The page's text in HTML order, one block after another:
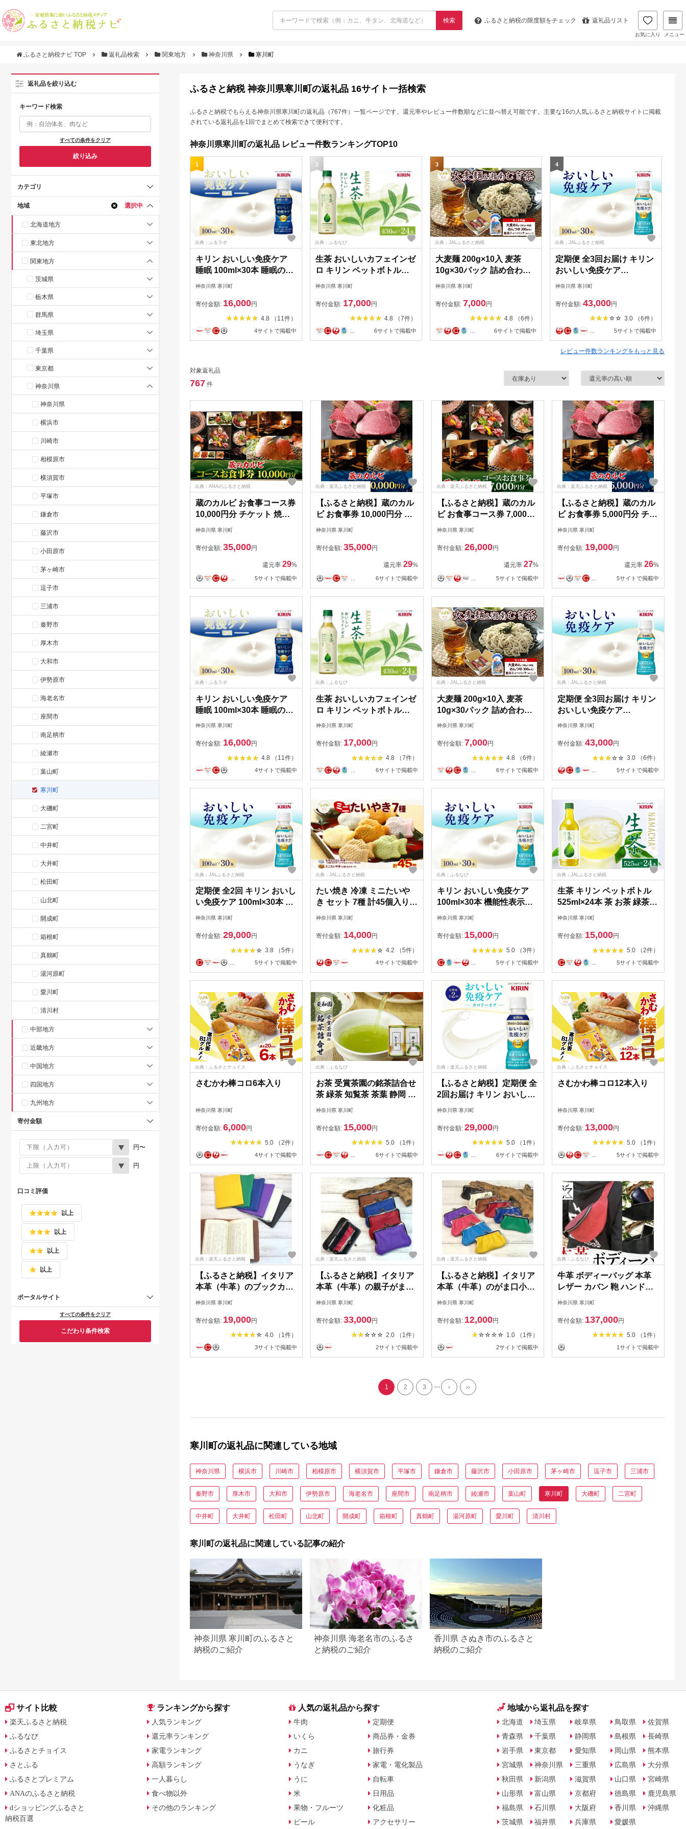
検索 ふるさと納税の限度額をチェック 返礼品リスト
お気に入り メニュー
ふるさと納税ナビ TOP 返礼品検索 関東地方 神奈川県 寒川町
返礼品を絞り込む
キーワード検索
すべての条件をクリア
絞り込み
カテゴリ
地域 選択中
北海道地方
東北地方
関東地方
茨城県
栃木県
群馬県
埼玉県
千葉県
東京都
神奈川県
神奈川県
横浜市
川崎市
相模原市
横須賀市
平塚市
鎌倉市
藤沢市
小田原市
茅ヶ崎市
逗子市
三浦市
秦野市
厚木市
大和市
伊勢原市
海老名市
座間市
南足柄市
綾瀬市
葉山町
寒川町
大磯町
二宮町
中井町
大井町
松田町
山北町
開成町
箱根町
真鶴町
湯河原町
愛川町
清川村
中部地方
近畿地方
中国地方
四国地方
九州地方
寄付金額
円〜
円
口コミ評価
以上
以上
以上
以上
ポータルサイト
すべての条件をクリア
こだわり条件検索
ふるさと納税 神奈川県寒川町の返礼品 16サイト一括検索
ふるさと納税でもらえる神奈川県寒川町の返礼品（767件）一覧ページです。還元率やレビュー件数順などに並べ替え可能です。主要な16の人気ふるさと納税サイトに掲載
されている返礼品を1回でまとめて検索できて便利です。
神奈川県寒川町の返礼品 レビュー件数ランキングTOP10
1
出典：ふるラボ
キリン おいしい免疫ケア
睡眠 100ml×30本 睡眠の質
向上 プラズマ乳酸菌
テイスト 乳飲料 機能性表
示食品 イミューズ
iMUSE【 寒川町 】
神奈川県 寒川町
寄付金額: 16,000円
4.8 （11件）
4サイトで掲載中
2
出典：ふるなび
生茶 おいしいカフェインゼ
ロ キリン ペットボトル
430ml×24本 お茶 茶 飲料
ー ティータイム 爽やか 飲
料 茶葉 妊産婦 リラックス
就寝前 【 寒川町 】
神奈川県 寒川町
寄付金額: 17,000円
4.8 （7件）
6サイトで掲載中
3
出典：JALふるさと納税
大麦麺 200g×10入 麦茶
10g×30パック 詰め合わせ
ざる麺 麺 主食 温かい 冷た
ェイン 茶 お茶 水出し 煮出
し ホット アイス 水分補給
飲料 グルメ アレンジ 素朴
大麦 麦 香ばしい 日本精麦
神奈川県 寒川町
寄付金額: 7,000円
4.8 （6件）
6サイトで掲載中
4
出典：JALふるさと納税
定期便 全3回お届け キリン
おいしい免疫ケア
100ml×30本 健康管理 ヨー
乳飲料 ドリンク プラズマ
乳酸菌 免疫維持 送料無料
【 寒川町 】 飲み物 すっき
り さわやか 毎朝の習慣
神奈川県 寒川町
寄付金額: 43,000円
3.0 （6件）
5サイトで掲載中
レビュー件数ランキングをもっと見る
対象返礼品
767 件
出典：ANAのふるさと納税
蔵のカルビ お食事コース券
10,000円分 チケット 焼肉
お食事 ディナー コース A4
トラン こだわり おもてな
し 外食 牛タン ホルモン カ
ルビ ハラミ 神奈川県 寒川
町
神奈川県 寒川町
寄付金額: 35,000円
還元率29%
5サイトで掲載中
出典：楽天ふるさと納税
【ふるさと納税】蔵のカル
ビ お食事券 10,000円分 チ
ケット 焼肉 お食事 ディナ
毛和牛 肉 レストラン こだ
わり おもてなし 外食 牛タ
ン ホルモン カルビ ハラミ
神奈川県 寒川町
神奈川県 寒川町
寄付金額:35,000円
還元率 29%
6サイトで掲載中
出典：楽天ふるさと納税
【ふるさと納税】蔵のカル
ビ お食事コース券 7,000円
分 チケット 焼肉 お食事 デ
黒毛和牛 肉 レストラン こ
だわり おもてなし 外食 牛
タン ホルモン カルビ ハラ
ミ 神奈川県 寒川町
神奈川県 寒川町
寄付金額: 26,000円
還元率 27%
5サイトで掲載中
出典：楽天ふるさと納税
【ふるさと納税】蔵のカル
ビ お食事券 5,000円分 チケ
ット 焼肉 お食事 ディナー
牛 肉 レストラン こだわり
おもてなし 外食 牛タン ホ
ルモン カルビ ハラミ 神奈
川県 寒川町
神奈川県 寒川町
寄付金額: 19,000円
還元率 26%
5サイトで掲載中
出典：ふるラボ
キリン おいしい免疫ケア
睡眠 100ml×30本 睡眠の質
向上 プラズマ乳酸菌
テイスト 乳飲料 機能性表
示食品 イミューズ
iMUSE【 寒川町 】
神奈川県 寒川町
寄付金額: 16,000円
4.8 （11件）
4サイトで掲載中
出典：ふるなび
生茶 おいしいカフェインゼ
ロ キリン ペットボトル
430ml×24本 お茶 茶 飲料
ー ティータイム 爽やか 飲
料 茶葉 妊産婦 リラックス
就寝前 【 寒川町 】
神奈川県 寒川町
寄付金額: 17,000円
4.8 （7件）
6サイトで掲載中
出典：JALふるさと納税
大麦麺 200g×10入 麦茶
10g×30パック 詰め合わせ
ざる麺 麺 主食 温かい 冷た
ェイン 茶 お茶 水出し 煮出
し ホット アイス 水分補給
飲料 グルメ アレンジ 素朴
送料無料 寒川町 神奈川県
神奈川県 寒川町
寄付金額: 7,000円
4.8 （6件）
6サイトで掲載中
出典：JALふるさと納税
定期便 全3回お届け キリン
おいしい免疫ケア
100ml×30本 健康管理 ヨー
乳飲料 ドリンク プラズマ
乳酸菌 免疫維持 送料無料
【 寒川町 】 飲み物 すっき
神奈川県 寒川町
寄付金額: 43,000円
3.0 （6件）
5サイトで掲載中
出典：JALふるさと納税
定期便 全2回 キリン おいし
い免疫ケア 100ml×30本 健
康管理 ヨーグルト ヨーグ
ンク プラズマ乳酸菌 免疫
維持 送料無料【 寒川町 】
神奈川県 寒川町
寄付金額: 29,000円
3.8 （5件）
5サイトで掲載中
出典：JALふるさと納税
たい焼き 冷凍 ミニたいや
き セット 7種 計45個入り
寒川町 フクダ食品 たいや
ミニたい焼き 和菓子 小倉
あん カスタード チョコ い
ちご ずんだ 子供 高齢者 お
やつ パーティー 送料無料
神奈川県
神奈川県 寒川町
寄付金額: 14,000円
4.2 （5件）
4サイトで掲載中
出典：ふるなび
キリン おいしい免疫ケア
100ml×30本 機能性表示食
品 イミューズ iMUSE ヨー
酸菌 健康管理 健康習慣 【
寒川町 】 飲むヨーグルト
飲料 乳酸菌飲料 ソフトド
リンク 飲み物 詰め合わせ
セット
神奈川県 寒川町
寄付金額: 15,000円
5.0 （3件）
5サイトで掲載中
出典：JALふるさと納税
生茶 キリン ペットボトル
525ml×24本 茶 お茶 緑茶
ティー ティータイム 爽や
日本茶 ソフトドリンク 飲
み物 詰め合わせ セット
神奈川県 寒川町
寄付金額: 15,000円
5.0 （2件）
5サイトで掲載中
出典：ふるさとチョイス
さむかわ棒コロ6本入り
神奈川県 寒川町
寄付金額: 6,000円
5.0 （2件）
4サイトで掲載中
出典：ふるなび
お茶 受賞茶園の銘茶詰合せ
茶 緑茶 知覧茶 茶葉 静岡 鹿
児島 ギフト 包装
神奈川県 寒川町
寄付金額: 15,000円
5.0 （1件）
6サイトで掲載中
出典：楽天ふるさと納税
【ふるさと納税】定期便 全
2回お届け キリン おいしい
免疫ケア カロリーオフ 機
iMUSE ヨーグルトテイスト
プラズマ乳酸菌 健康管理
健康習慣【 寒川町 】 ド
リンク 飲み物 カロリー
50％オフ ほどよい甘さ 酸
味 プラズマ乳酸菌
神奈川県 寒川町
寄付金額: 29,000円
5.0 （1件）
6サイトで掲載中
出典：ふるさとチョイス
さむかわ棒コロ12本入り
神奈川県 寒川町
寄付金額: 13,000円
5.0 （1件）
5サイトで掲載中
出典：楽天ふるさと納税
【ふるさと納税】イタリア
本革（牛革）のブックカバ
ー 雑貨 小物 シュリンクレ
い しなりが良い 革小物 本
のカバー 通勤 通学 小説 電
車内
神奈川県 寒川町
寄付金額: 19,000円
4.0 （1件）
3サイトで掲載中
出典：楽天ふるさと納税
【ふるさと納税】イタリア
本革（牛革）の親子がま口
小物入れ（小） ファッショ
ザー 小銭入れ カード収納
アクセサリーポーチ 革製品
革小物
神奈川県 寒川町
寄付金額:33,000円
2.0 （1件）
2サイトで掲載中
出典：楽天ふるさと納税
【ふるさと納税】イタリア
本革（牛革）のがま口小物
入れ ファッション小物 収
リップ 小銭 整理 カラーバ
リエーション 豊富
神奈川県 寒川町
寄付金額: 12,000円
1.0 （1件）
2サイトで掲載中
出典：ふるなび
牛革 ボディーバッグ 本革
レザー カバン 鞄 ハンドメ
イド 手仕事 職人 一枚革 経
レディース ユニセックス
オーダーメイド ギフト 贈
り物 ご褒美 神奈川県 ブラ
ック
神奈川県 寒川町
寄付金額: 137,000円
5.0 （1件）
1サイトで掲載中
1 2 3 ... › ››
寒川町の返礼品に関連している地域
神奈川県 横浜市 川崎市 相模原市 横須賀市 平塚市 鎌倉市 藤沢市 小田原市 茅ヶ崎市 逗子市 三浦市
秦野市 厚木市 大和市 伊勢原市 海老名市 座間市 南足柄市 綾瀬市 葉山町 寒川町 大磯町 二宮町
中井町 大井町 松田町 山北町 開成町 箱根町 真鶴町 湯河原町 愛川町 清川村
寒川町の返礼品に関連している記事の紹介
神奈川県 寒川町のふるさと
納税のご紹介
神奈川県 海老名市のふるさ
と納税のご紹介
香川県 さぬき市のふるさと
納税のご紹介
サイト比較
楽天ふるさと納税
ふるなび
ふるさとチョイス
さとふる
ふるさとプレミアム
ANAのふるさと納税
dショッピングふるさと
納税百選
ランキングから探す
人気ランキング
還元率ランキング
家電ランキング
高額ランキング
一人暮らし
食べ物以外
その他のランキング
人気の返礼品から探す
牛肉
いくら
カニ
うなぎ
うに
米
果物・フルーツ
ビール
定期便
商品券・金券
旅行券
家電・電化製品
自転車
日用品
化粧品
アクセサリー
地域から返礼品を探す
北海道
青森県
岩手県
宮城県
秋田県
山形県
福島県
茨城県
埼玉県
千葉県
東京都
神奈川県
新潟県
富山県
石川県
福井県
岐阜県
静岡県
愛知県
三重県
滋賀県
京都府
大阪府
兵庫県
鳥取県
島根県
岡山県
広島県
山口県
徳島県
香川県
愛媛県
佐賀県
長崎県
熊本県
大分県
宮崎県
鹿児島県
沖縄県